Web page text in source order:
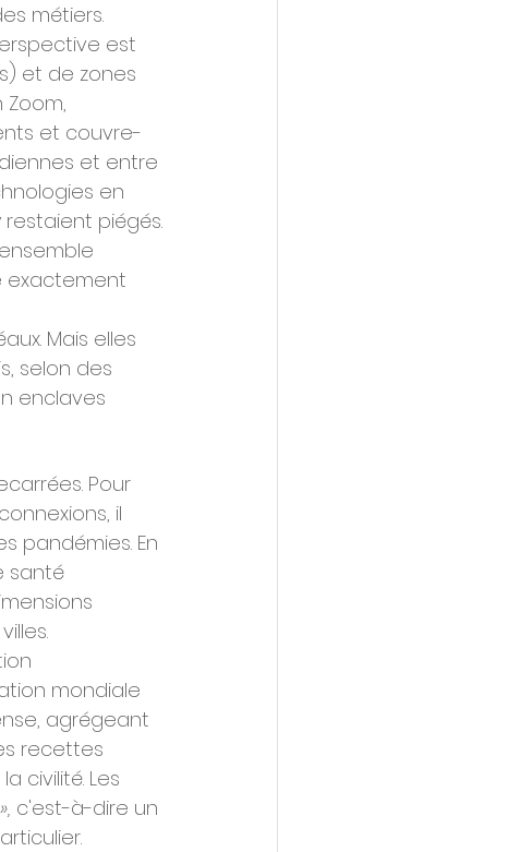
métiers.
est
et de zones
et couvre-
et entre
en
piégés.
exactement
Mais elles
selon des
enclaves
Pour
il
pandémies. En
santé
mondiale
agrégeant
recettes
civilité. Les
c'est-à-dire un